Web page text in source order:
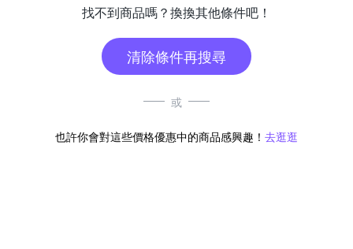
找不到商品嗎？換換其他條件吧！
清除條件再搜尋
或
也許你會對這些價格優惠中的商品感興趣！ 去逛逛